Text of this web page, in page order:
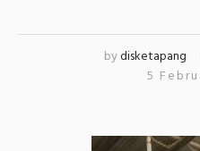
bydisketapang
5